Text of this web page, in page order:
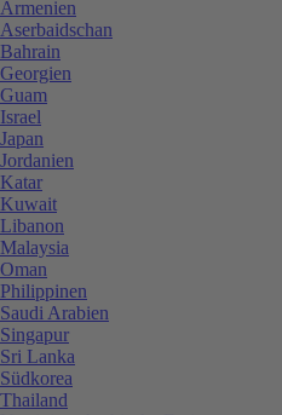
Armenien
Aserbaidschan
Bahrain
Georgien
Guam
Israel
Japan
Jordanien
Katar
Kuwait
Libanon
Malaysia
Oman
Philippinen
Saudi Arabien
Singapur
Sri Lanka
Südkorea
Thailand